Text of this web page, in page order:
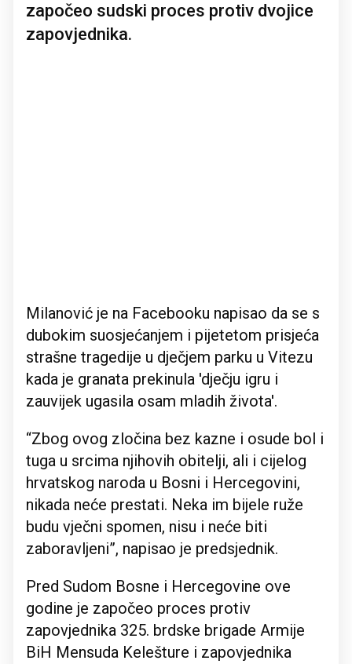
započeo sudski proces protiv dvojice
zapovjednika.
Milanović je na Facebooku napisao da se s
dubokim suosjećanjem i pijetetom prisjeća
strašne tragedije u dječjem parku u Vitezu
kada je granata prekinula 'dječju igru i
zauvijek ugasila osam mladih života'.
“Zbog ovog zločina bez kazne i osude bol i
tuga u srcima njihovih obitelji, ali i cijelog
hrvatskog naroda u Bosni i Hercegovini,
nikada neće prestati. Neka im bijele ruže
budu vječni spomen, nisu i neće biti
zaboravljeni”, napisao je predsjednik.
Pred Sudom Bosne i Hercegovine ove
godine je započeo proces protiv
zapovjednika 325. brdske brigade Armije
BiH Mensuda Kelešture i zapovjednika